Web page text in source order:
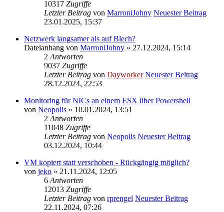
10317 Zugriffe
Letzter Beitrag von MarroniJohny Neuester Beitrag
23.01.2025, 15:37
Netzwerk langsamer als auf Blech?
Dateianhang von MarroniJohny » 27.12.2024, 15:14
2 Antworten
9037 Zugriffe
Letzter Beitrag von Dayworker Neuester Beitrag
28.12.2024, 22:53
Monitoring für NICs an einem ESX über Powershell
von Neopolis » 10.01.2024, 13:51
2 Antworten
11048 Zugriffe
Letzter Beitrag von Neopolis Neuester Beitrag
03.12.2024, 10:44
VM kopiert statt verschoben - Rückgängig möglich?
von jeko » 21.11.2024, 12:05
6 Antworten
12013 Zugriffe
Letzter Beitrag von rprengel Neuester Beitrag
22.11.2024, 07:26